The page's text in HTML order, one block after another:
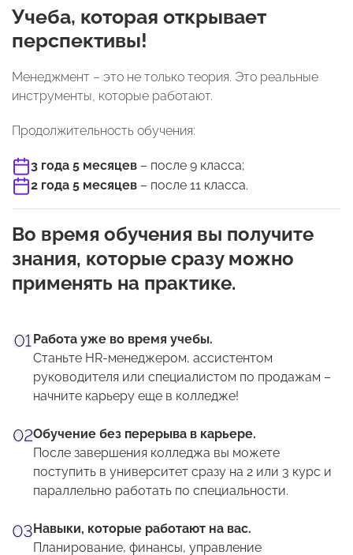
Учеба, которая открывает
перспективы!
Менеджмент – это не только теория. Это реальные
инструменты, которые работают.
Продолжительность обучения:
3 года 5 месяцев – после 9 класса;
2 года 5 месяцев – после 11 класса.
Во время обучения вы получите
знания, которые сразу можно
применять на практике.
Работа уже во время учебы.
Станьте HR-менеджером, ассистентом
руководителя или специалистом по продажам –
начните карьеру еще в колледже!
Обучение без перерыва в карьере.
После завершения колледжа вы можете
поступить в университет сразу на 2 или 3 курс и
параллельно работать по специальности.
Навыки, которые работают на вас.
Планирование, финансы, управление